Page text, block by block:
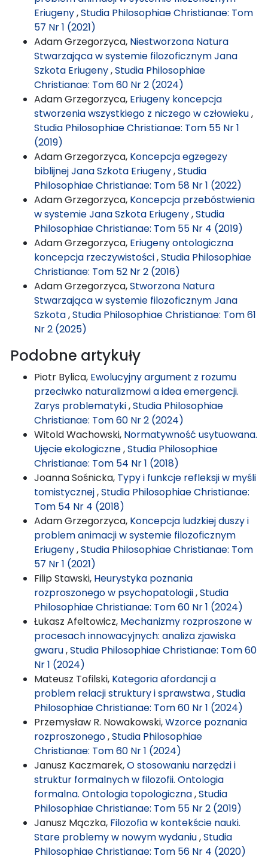
Eriugeny,Studia Philosophiae Christianae: Tom
57 Nr 1 (2021)
Adam Grzegorzyca, Niestworzona Natura
Stwarzająca w systemie filozoficznym Jana
Szkota Eriugeny,Studia Philosophiae
Christianae: Tom 60 Nr 2 (2024)
Adam Grzegorzyca, Eriugeny koncepcja
stworzenia wszystkiego z niczego w człowieku,
Studia Philosophiae Christianae: Tom 55 Nr 1
(2019)
Adam Grzegorzyca, Koncepcja egzegezy
biblijnej Jana Szkota Eriugeny,Studia
Philosophiae Christianae: Tom 58 Nr 1 (2022)
Adam Grzegorzyca, Koncepcja przebóstwienia
w systemie Jana Szkota Eriugeny,Studia
Philosophiae Christianae: Tom 55 Nr 4 (2019)
Adam Grzegorzyca, Eriugeny ontologiczna
koncepcja rzeczywistości,Studia Philosophiae
Christianae: Tom 52 Nr 2 (2016)
Adam Grzegorzyca,Stworzona Natura
Stwarzająca w systemie filozoficznym Jana
Szkota,Studia Philosophiae Christianae: Tom 61
Nr 2 (2025)
Podobne artykuły
Piotr Bylica, Ewolucyjny argument z rozumu
przeciwko naturalizmowi a idea emergencji.
Zarys problematyki,Studia Philosophiae
Christianae: Tom 60 Nr 2 (2024)
Witold Wachowski, Normatywność usytuowana.
Ujęcie ekologiczne,Studia Philosophiae
Christianae: Tom 54 Nr 1 (2018)
Joanna Sośnicka, Typy i funkcje refleksji w myśli
tomistycznej,Studia Philosophiae Christianae:
Tom 54 Nr 4 (2018)
Adam Grzegorzyca, Koncepcja ludzkiej duszy i
problem animacji w systemie filozoficznym
Eriugeny,Studia Philosophiae Christianae: Tom
57 Nr 1 (2021)
Filip Stawski, Heurystyka poznania
rozproszonego w psychopatologii,Studia
Philosophiae Christianae: Tom 60 Nr 1 (2024)
Łukasz Afeltowicz, Mechanizmy rozproszone w
procesach innowacyjnych: analiza zjawiska
gwaru,Studia Philosophiae Christianae: Tom 60
Nr 1 (2024)
Mateusz Tofilski, Kategoria afordancji a
problem relacji struktury i sprawstwa,Studia
Philosophiae Christianae: Tom 60 Nr 1 (2024)
Przemysław R. Nowakowski,Wzorce poznania
rozproszonego,Studia Philosophiae
Christianae: Tom 60 Nr 1 (2024)
Janusz Kaczmarek,O stosowaniu narzędzi i
struktur formalnych w filozofii. Ontologia
formalna. Ontologia topologiczna,Studia
Philosophiae Christianae: Tom 55 Nr 2 (2019)
Janusz Mączka, Filozofia w kontekście nauki.
Stare problemy w nowym wydaniu,Studia
Philosophiae Christianae: Tom 56 Nr 4 (2020)